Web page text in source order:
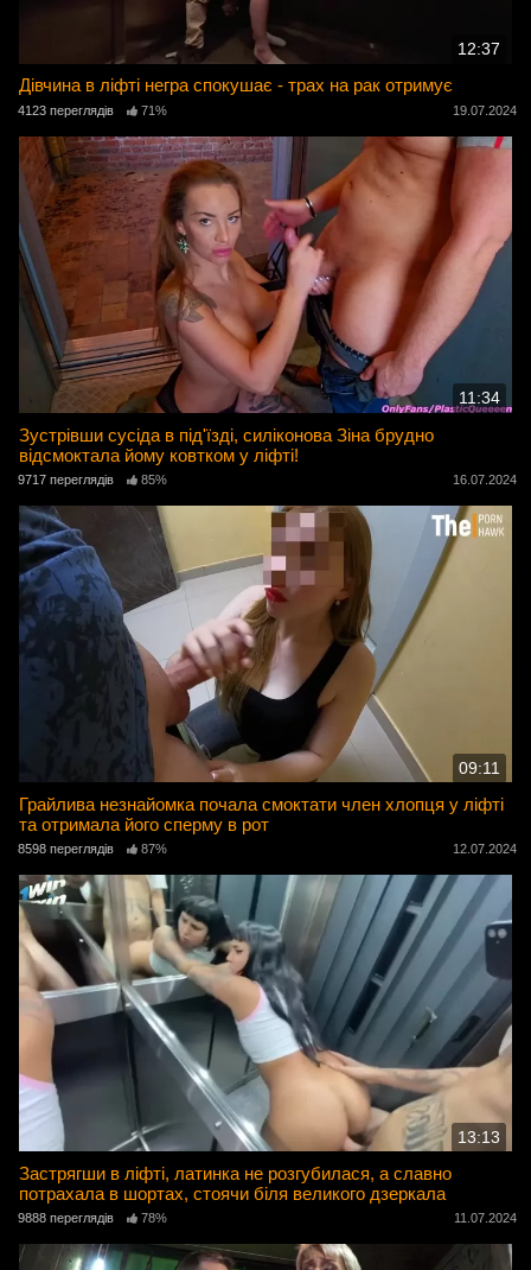
12:37
Дівчина в ліфті негра спокушає - трах на рак отримує
4123 переглядів 71% 19.07.2024
11:34
Зустрівши сусіда в під'їзді, силіконова Зіна брудно
відсмоктала йому ковтком у ліфті!
9717 переглядів 85% 16.07.2024
09:11
Грайлива незнайомка почала смоктати член хлопця у ліфті
та отримала його сперму в рот
8598 переглядів 87% 12.07.2024
13:13
Застрягши в ліфті, латинка не розгубилася, а славно
потрахала в шортах, стоячи біля великого дзеркала
9888 переглядів 78% 11.07.2024